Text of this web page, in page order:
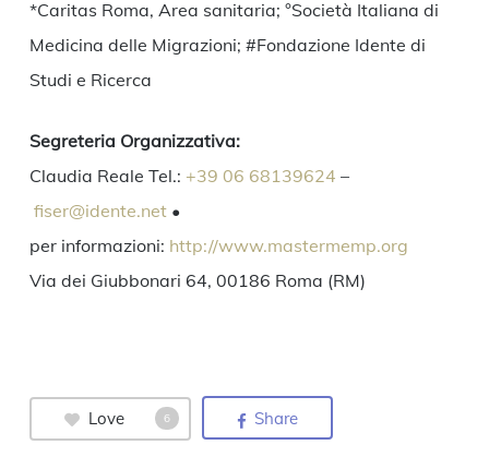
*Caritas Roma, Area sanitaria; °Società Italiana di
Medicina delle Migrazioni; #Fondazione Idente di
Studi e Ricerca
Segreteria Organizzativa:
Claudia Reale Tel.: +39 06 68139624 –
fiser@idente.net•
per informazioni: http://www.mastermemp.org
Via dei Giubbonari 64, 00186 Roma (RM)
Love 6 Share